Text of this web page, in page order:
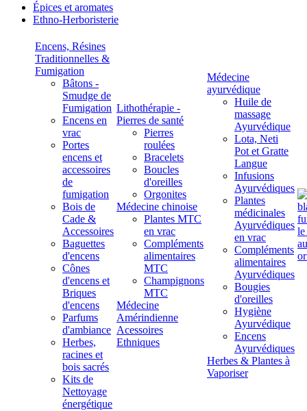
Épices et aromates
Ethno-Herboristerie
Encens, Résines
Traditionnelles &
Fumigation
Bâtons -
Smudge de
Fumigation
Encens en
vrac
Portes
encens et
accessoires
de
fumigation
Bois de
Cade &
Accessoires
Baguettes
d'encens
Cônes
d'encens et
Briques
d'encens
Parfums
d'ambiance
Herbes,
racines et
bois sacrés
Kits de
Nettoyage
énergétique
Lithothérapie -
Pierres de santé
Pierres
roulées
Bracelets
Boucles
d'oreilles
Orgonites
Médecine chinoise
Plantes MTC
en vrac
Compléments
alimentaires
MTC
Champignons
MTC
Médecine
Amérindienne
Acessoires
Ethniques
Médecine
ayurvédique
Huile de
massage
Ayurvédique
Lota, Neti
Pot et Gratte
Langue
Infusions
Ayurvédiques
Plantes
médicinales
Ayurvédiques
en vrac
Compléments
alimentaires
Ayurvédiques
Bougies
d'oreilles
Hygiène
Ayurvédique
Encens
Ayurvédiques
Herbes & Plantes à
Vaporiser